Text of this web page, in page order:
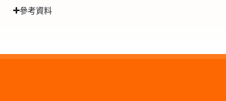
參考資料